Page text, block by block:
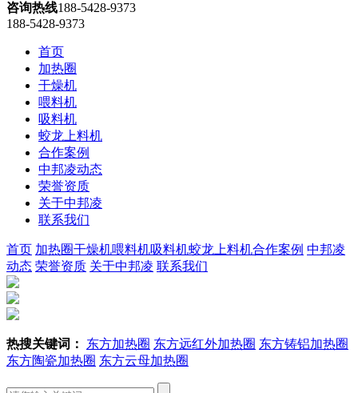
咨询热线188-5428-9373
188-5428-9373
首页
加热圈
干燥机
喂料机
吸料机
蛟龙上料机
合作案例
中邦凌动态
荣誉资质
关于中邦凌
联系我们
首页 加热圈干燥机喂料机吸料机蛟龙上料机合作案例 中邦凌
动态 荣誉资质 关于中邦凌 联系我们
热搜关键词： 东方加热圈 东方远红外加热圈 东方铸铝加热圈
东方陶瓷加热圈 东方云母加热圈